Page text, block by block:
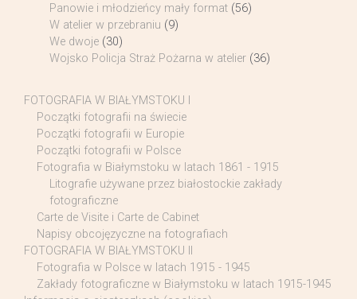
Panowie i młodzieńcy mały format (56)
W atelier w przebraniu (9)
We dwoje (30)
Wojsko Policja Straż Pożarna w atelier (36)
FOTOGRAFIA W BIAŁYMSTOKU I
Początki fotografii na świecie
Początki fotografii w Europie
Początki fotografii w Polsce
Fotografia w Białymstoku w latach 1861 - 1915
Litografie używane przez białostockie zakłady
fotograficzne
Carte de Visite i Carte de Cabinet
Napisy obcojęzyczne na fotografiach
FOTOGRAFIA W BIAŁYMSTOKU II
Fotografia w Polsce w latach 1915 - 1945
Zakłady fotograficzne w Białymstoku w latach 1915-1945